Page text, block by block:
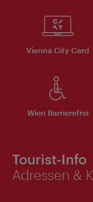
Vienna City Card
Wien Barrierefrei
Tourist-Info
Adressen &